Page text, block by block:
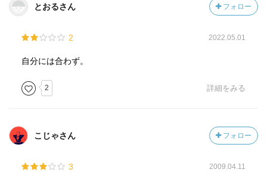
とおるさん フォロー
2 2022.05.01
自分には合わず。
2 詳細をみる
こじゃさん フォロー
3 2009.04.11